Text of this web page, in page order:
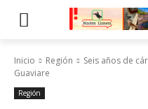
Inicio Región
Seis años de
Guaviare
Región